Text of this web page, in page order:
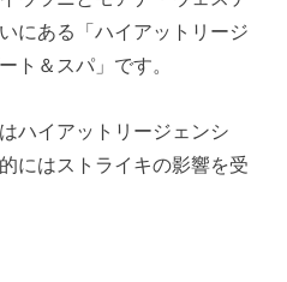
にある「ハイアットリージ
ト＆スパ」です。
ハイアットリージェンシ
にはストライキの影響を受